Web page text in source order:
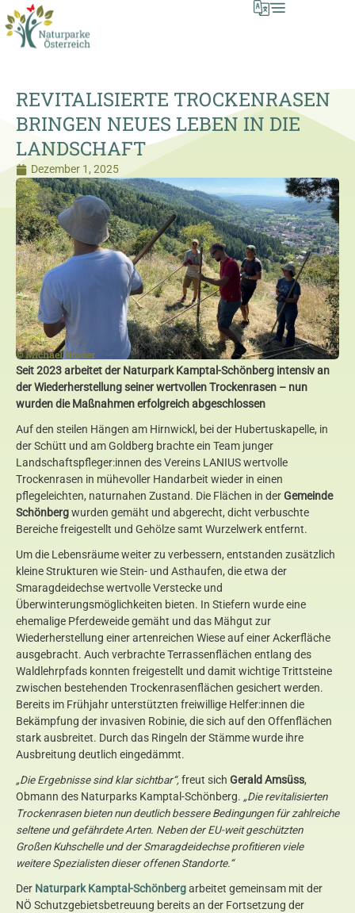
REVITALISIERTE TROCKENRASEN
BRINGEN NEUES LEBEN IN DIE
LANDSCHAFT
Dezember 1, 2025
© Michael Binder
Seit 2023 arbeitet der Naturpark Kamptal-Schönberg intensiv an
der Wiederherstellung seiner wertvollen Trockenrasen – nun
wurden die Maßnahmen erfolgreich abgeschlossen
Auf den steilen Hängen am Hirnwickl, bei der Hubertuskapelle, in
der Schütt und am Goldberg brachte ein Team junger
Landschaftspfleger:innen des Vereins LANIUS wertvolle
Trockenrasen in mühevoller Handarbeit wieder in einen
pflegeleichten, naturnahen Zustand. Die Flächen in derGemeinde
Schönbergwurden gemäht und abgerecht, dicht verbuschte
Bereiche freigestellt und Gehölze samt Wurzelwerk entfernt.
Um die Lebensräume weiter zu verbessern, entstanden zusätzlich
kleine Strukturen wie Stein- und Asthaufen, die etwa der
Smaragdeidechse wertvolle Verstecke und
Überwinterungsmöglichkeiten bieten. In Stiefern wurde eine
ehemalige Pferdeweide gemäht und das Mähgut zur
Wiederherstellung einer artenreichen Wiese auf einer Ackerfläche
ausgebracht. Auch verbrachte Terrassenflächen entlang des
Waldlehrpfads konnten freigestellt und damit wichtige Trittsteine
zwischen bestehenden Trockenrasenflächen gesichert werden.
Bereits im Frühjahr unterstützten freiwillige Helfer:innen die
Bekämpfung der invasiven Robinie, die sich auf den Offenflächen
stark ausbreitet. Durch das Ringeln der Stämme wurde ihre
Ausbreitung deutlich eingedämmt.
„Die Ergebnisse sind klar sichtbar“,freut sich Gerald Amsüss,
Obmann des Naturparks Kamptal-Schönberg. „Die revitalisierten
Trockenrasen bieten nun deutlich bessere Bedingungen für zahlreiche
seltene und gefährdete Arten. Neben der EU-weit geschützten
Großen Kuhschelle und der Smaragdeidechse profitieren viele
weitere Spezialisten dieser offenen Standorte.“
Der Naturpark Kamptal-Schönbergarbeitet gemeinsam mit der
NÖ Schutzgebietsbetreuung bereits an der Fortsetzung der